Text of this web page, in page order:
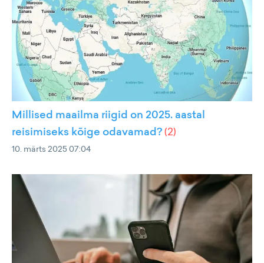
Millised maailma riigid on 2025. aastal
reisimiseks kõige odavamad?(2)
10. märts 2025 07:04